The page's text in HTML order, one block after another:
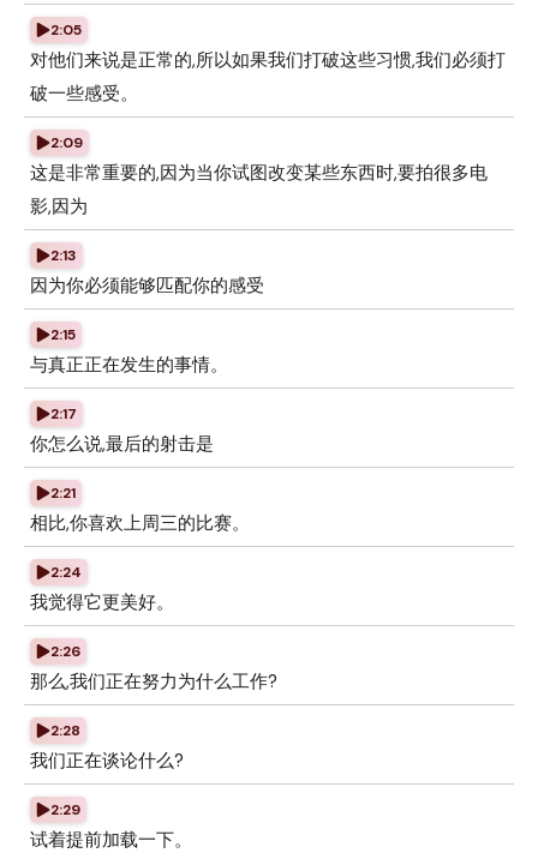
2:05
对他们来说是正常的,所以如果我们打破这些习惯,我们必须打
破一些感受。
2:09
这是非常重要的,因为当你试图改变某些东西时,要拍很多电
影,因为
2:13
因为你必须能够匹配你的感受
2:15
与真正正在发生的事情。
2:17
你怎么说,最后的射击是
2:21
相比,你喜欢上周三的比赛。
2:24
我觉得它更美好。
2:26
那么,我们正在努力为什么工作?
2:28
我们正在谈论什么?
2:29
试着提前加载一下。